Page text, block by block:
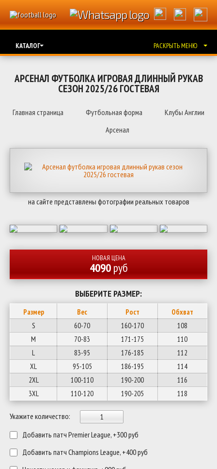
КАТАЛОГ РАСКРЫТЬ МЕНЮ
АРСЕНАЛ ФУТБОЛКА ИГРОВАЯ ДЛИННЫЙ РУКАВ
СЕЗОН 2025/26 ГОСТЕВАЯ
Главная страница Футбольная форма
Клубы Англии
Арсенал
на сайте представлены фотографии реальных товаров
НОВАЯ ЦЕНА
4090руб
ВЫБЕРИТЕ РАЗМЕР:
Размер Вес Рост
Обхват
S
60-70 160-170
108
M
70-83 171-175
110
L
83-95 176-185
112
XL
95-105 186-195
114
2XL
100-110 190-200
116
3XL
110-120 190-205 118
Укажите количество:
Добавить патч Premier League, +300 руб
Добавить патч Champions League, +400 руб